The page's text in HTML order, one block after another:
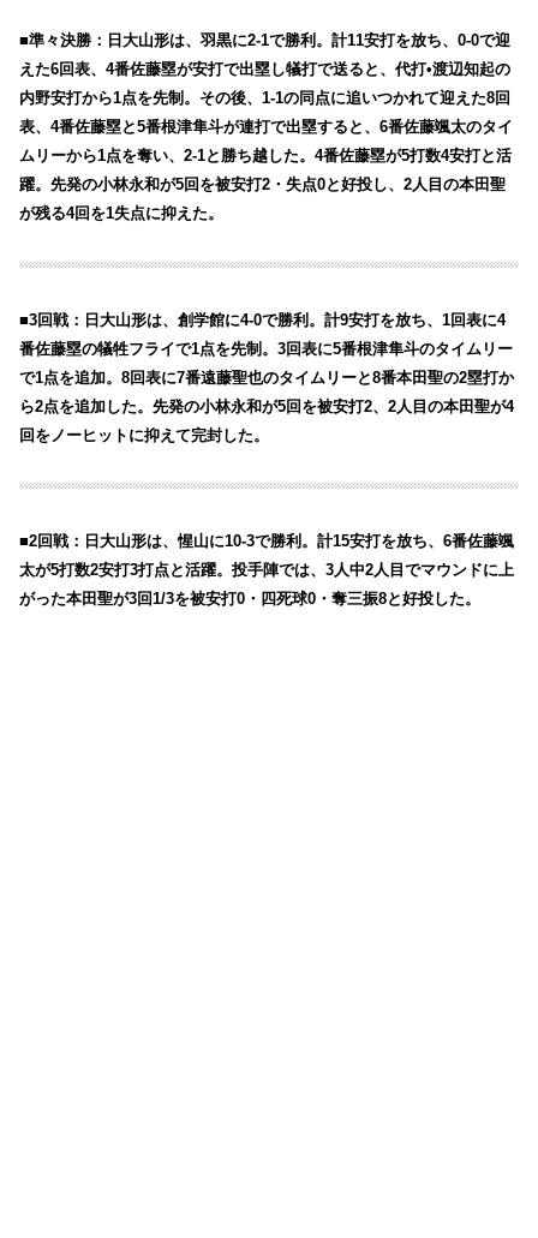
■準々決勝：日大山形は、羽黒に2-1で勝利。計11安打を放ち、0-0で迎
えた6回表、4番佐藤塁が安打で出塁し犠打で送ると、代打•渡辺知起の
内野安打から1点を先制。その後、1-1の同点に追いつかれて迎えた8回
表、4番佐藤塁と5番根津隼斗が連打で出塁すると、6番佐藤颯太のタイ
ムリーから1点を奪い、2-1と勝ち越した。4番佐藤塁が5打数4安打と活
躍。先発の小林永和が5回を被安打2・失点0と好投し、2人目の本田聖
が残る4回を1失点に抑えた。
■3回戦：日大山形は、創学館に4-0で勝利。計9安打を放ち、1回表に4
番佐藤塁の犠牲フライで1点を先制。3回表に5番根津隼斗のタイムリー
で1点を追加。8回表に7番遠藤聖也のタイムリーと8番本田聖の2塁打か
ら2点を追加した。先発の小林永和が5回を被安打2、2人目の本田聖が4
回をノーヒットに抑えて完封した。
■2回戦：日大山形は、惺山に10-3で勝利。計15安打を放ち、6番佐藤颯
太が5打数2安打3打点と活躍。投手陣では、3人中2人目でマウンドに上
がった本田聖が3回1/3を被安打0・四死球0・奪三振8と好投した。